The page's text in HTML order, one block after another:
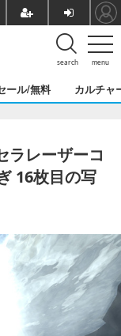
menu
search
ール/無料 カルチャ
ラレーザーコ
16枚目の写